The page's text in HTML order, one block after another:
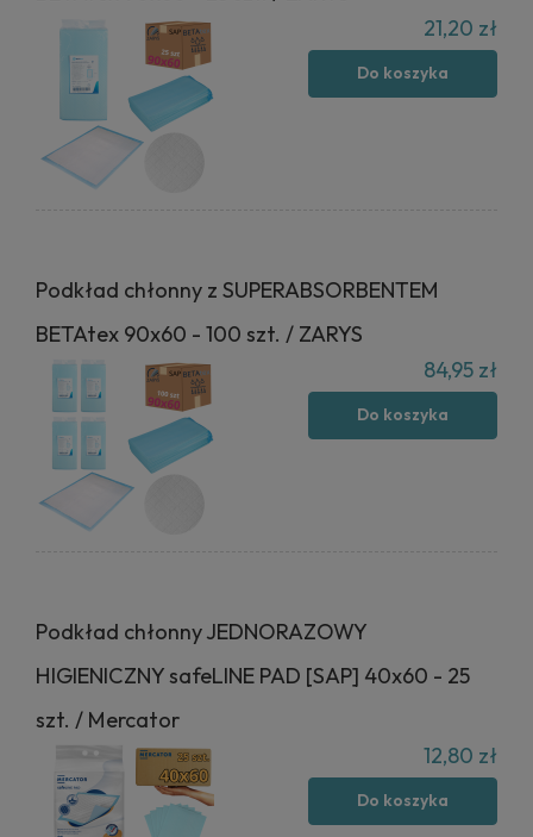
21,20 zł
Do koszyka
Podkład chłonny z SUPERABSORBENTEM
BETAtex 90x60 - 100 szt. / ZARYS
84,95 zł
Do koszyka
Podkład chłonny JEDNORAZOWY
HIGIENICZNY safeLINE PAD [SAP] 40x60 - 25
szt. / Mercator
12,80 zł
Do koszyka